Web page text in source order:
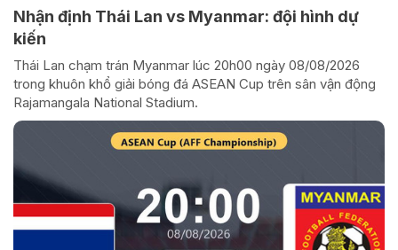
Nhận định Thái Lan vs Myanmar: đội hình dự
kiến
Thái Lan chạm trán Myanmar lúc 20h00 ngày 08/08/2026
trong khuôn khổ giải bóng đá ASEAN Cup trên sân vận động
Rajamangala National Stadium.